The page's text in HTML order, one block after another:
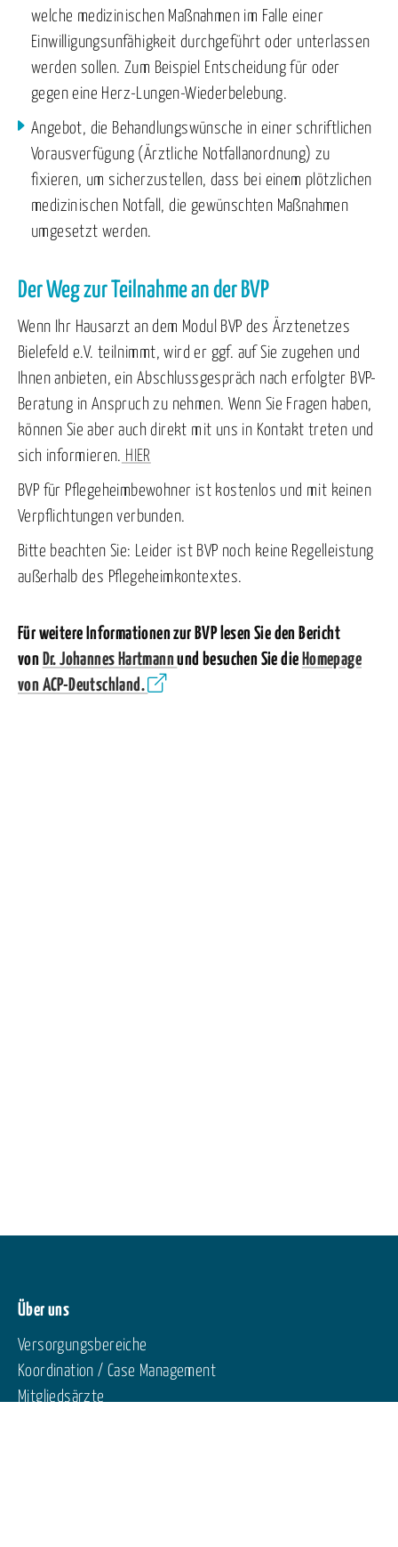
welche medizinischen Maßnahmen im Falle einer
Einwilligungsunfähigkeit durchgeführt oder unterlassen
werden sollen. Zum Beispiel Entscheidung für oder
gegen eine Herz-Lungen-Wiederbelebung.
Angebot, die Behandlungswünsche in einer schriftlichen
Vorausverfügung (Ärztliche Notfallanordnung) zu
fixieren, um sicherzustellen, dass bei einem plötzlichen
medizinischen Notfall, die gewünschten Maßnahmen
umgesetzt werden.
Der Weg zur Teilnahme an der BVP
Wenn Ihr Hausarzt an dem Modul BVP des Ärztenetzes
Bielefeld e.V. teilnimmt, wird er ggf. auf Sie zugehen und
Ihnen anbieten, ein Abschlussgespräch nach erfolgter BVP-
Beratung in Anspruch zu nehmen. Wenn Sie Fragen haben,
können Sie aber auch direkt mit uns in Kontakt treten und
sich informieren. HIER
BVP für Pflegeheimbewohner ist kostenlos und mit keinen
Verpflichtungen verbunden.
Bitte beachten Sie: Leider ist BVP noch keine Regelleistung
außerhalb des Pflegeheimkontextes.
Für weitere Informationen zur BVP lesen Sie den Bericht
von Dr. Johannes Hartmannund besuchen Sie die Homepage
von ACP-Deutschland.
Über uns
Versorgungsbereiche
Koordination / Case Management
Mitgliedsärzte